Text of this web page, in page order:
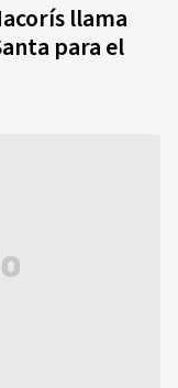
llama
para el